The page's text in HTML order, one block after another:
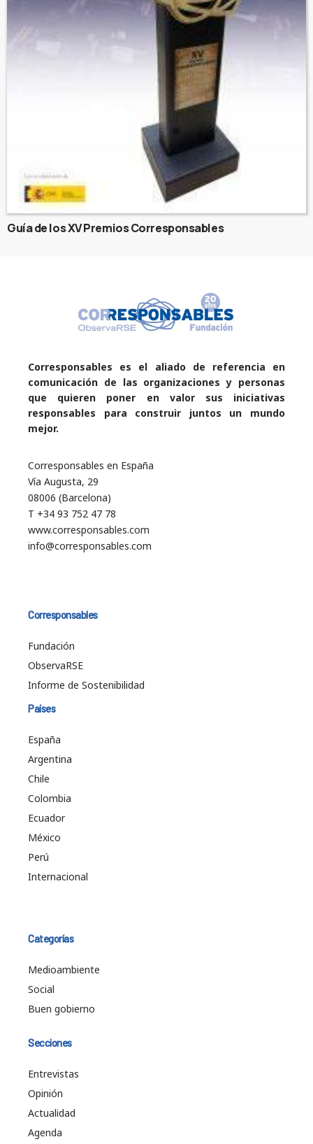
Guía de los XV Premios Corresponsables
Corresponsables es el aliado de referencia en
comunicación de las organizaciones y personas
que quieren poner en valor sus iniciativas
responsables para construir juntos un mundo
mejor.
Corresponsables en España
Vía Augusta, 29
08006 (Barcelona)
T +34 93 752 47 78
www.corresponsables.com
info@corresponsables.com
Corresponsables
Fundación
ObservaRSE
Informe de Sostenibilidad
Países
España
Argentina
Chile
Colombia
Ecuador
México
Perú
Internacional
Categorías
Medioambiente
Social
Buen gobierno
Secciones
Entrevistas
Opinión
Actualidad
Agenda